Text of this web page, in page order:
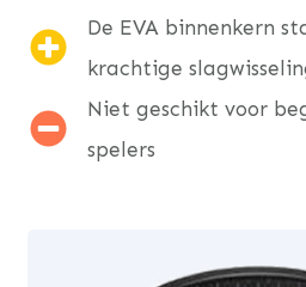
De EVA binnenkern
krachtige
Niet geschikt voor
spelers